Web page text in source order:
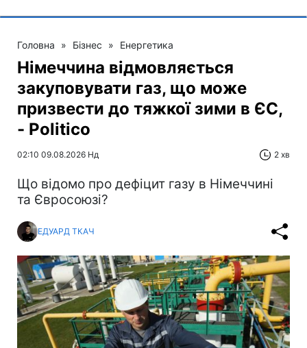
Головна » Бізнес » Енергетика
Німеччина відмовляється
закуповувати газ, що може
призвести до тяжкої зими в ЄС,
- Politico
02:10 09.08.2026 Нд 2 хв
Що відомо про дефіцит газу в Німеччині
та Євросоюзі?
ЕДУАРД ТКАЧ